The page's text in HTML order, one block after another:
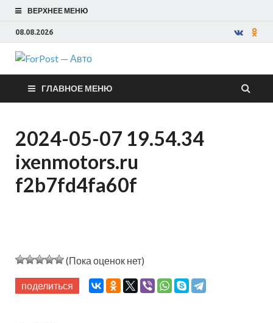
ВЕРХНЕЕ МЕНЮ
08.08.2026
ForPost —
Авто
ГЛАВНОЕ МЕНЮ
2024-05-07 19.54.34
ixenmotors.ru
f2b7fd4fa60f
(Пока оценок нет)
поделиться